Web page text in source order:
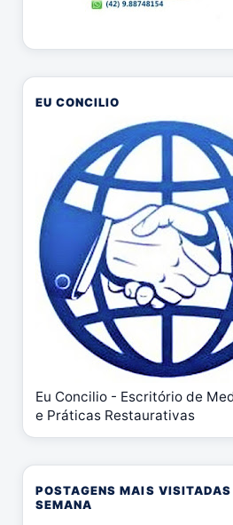
EU CONCILIO
Eu Concilio - Escritório de
e Práticas Restaurativas
POSTAGENS MAIS
SEMANA